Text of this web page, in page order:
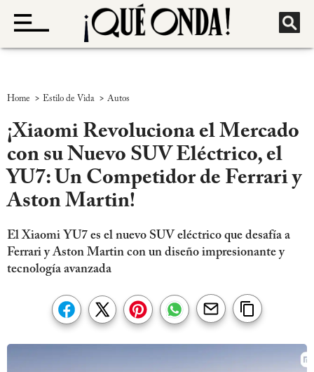
Home > Estilo de Vida > Autos
¡Xiaomi Revoluciona el Mercado
con su Nuevo SUV Eléctrico, el
YU7: Un Competidor de Ferrari y
Aston Martin!
El Xiaomi YU7 es el nuevo SUV eléctrico que desafía a
Ferrari y Aston Martin con un diseño impresionante y
tecnología avanzada